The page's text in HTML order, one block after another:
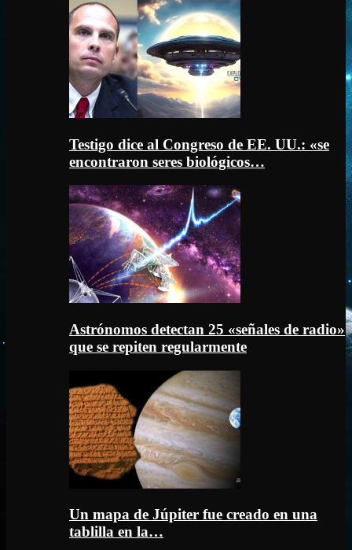
Testigo dice al Congreso de EE. UU.: «se
encontraron seres biológicos…
Astrónomos detectan 25 «señales de radio»
que se repiten regularmente
Un mapa de Júpiter fue creado en una
tablilla en la…